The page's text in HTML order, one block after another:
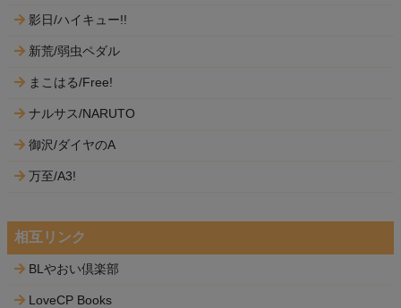
影日/ハイキュー!!
新荒/弱虫ペダル
まこはる/Free!
ナルサス/NARUTO
御沢/ダイヤのA
万至/A3!
相互リンク
BLやおい倶楽部
LoveCP Books